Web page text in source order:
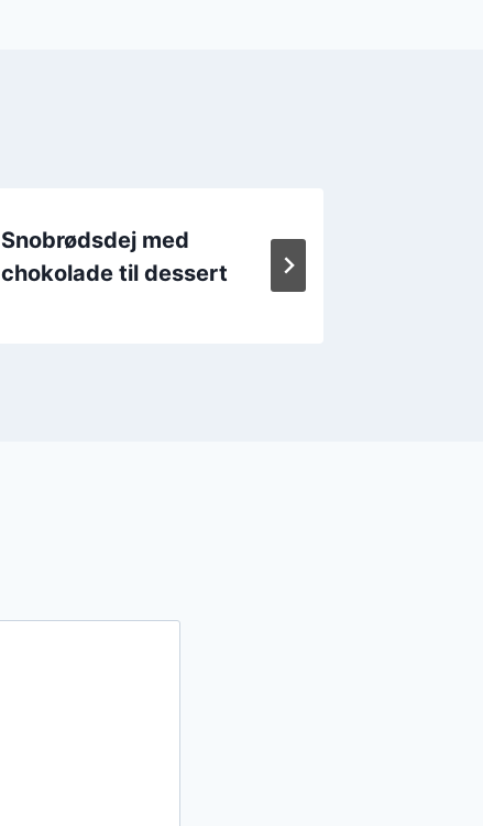
Snobrødsdej med
chokolade til dessert